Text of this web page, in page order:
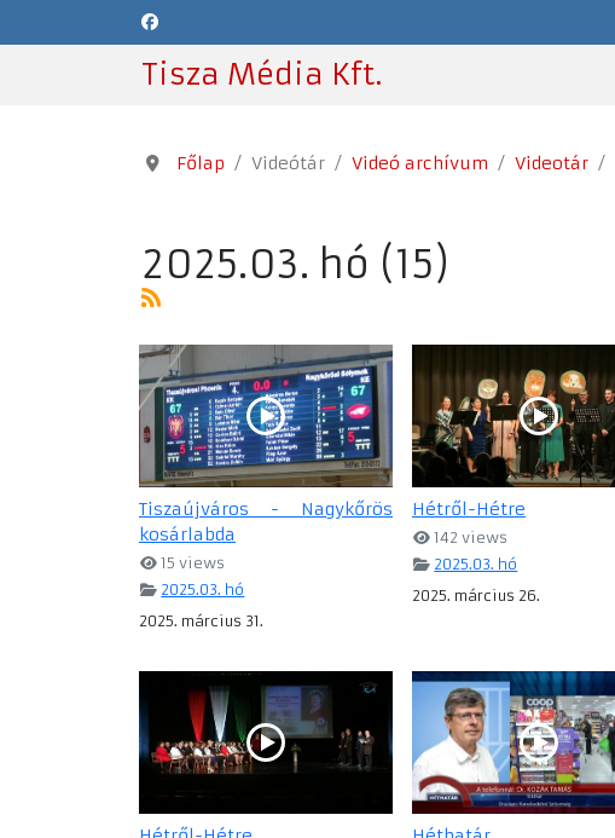
Tisza Média Kft.
Főlap Videótár Videó archívum Videotár
2025.03. hó (15)
Tiszaújváros - Nagykőrös
kosárlabda
15 views
2025.03. hó
2025. március 31.
Hétről-Hétre
142 views
2025.03. hó
2025. március 26.